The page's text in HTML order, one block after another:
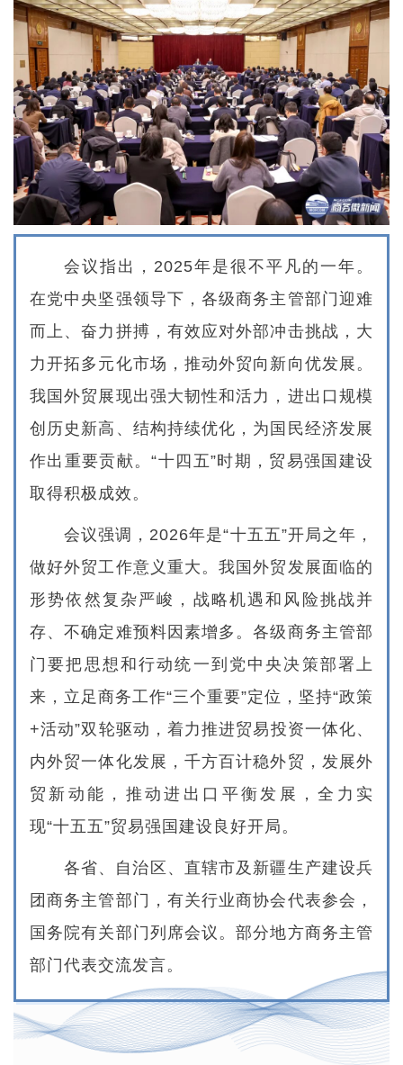
会议指出，2025年是很不平凡的一年。
在党中央坚强领导下，各级商务主管部门迎难
而上、奋力拼搏，有效应对外部冲击挑战，大
力开拓多元化市场，推动外贸向新向优发展。
我国外贸展现出强大韧性和活力，进出口规模
创历史新高、结构持续优化，为国民经济发展
作出重要贡献。“十四五”时期，贸易强国建设
取得积极成效。
会议强调，2026年是“十五五”开局之年，
做好外贸工作意义重大。我国外贸发展面临的
形势依然复杂严峻，战略机遇和风险挑战并
存、不确定难预料因素增多。各级商务主管部
门要把思想和行动统一到党中央决策部署上
来，立足商务工作“三个重要”定位，坚持“政策
+活动”双轮驱动，着力推进贸易投资一体化、
内外贸一体化发展，千方百计稳外贸，发展外
贸新动能，推动进出口平衡发展，全力实
现“十五五”贸易强国建设良好开局。
各省、自治区、直辖市及新疆生产建设兵
团商务主管部门，有关行业商协会代表参会，
国务院有关部门列席会议。部分地方商务主管
部门代表交流发言。